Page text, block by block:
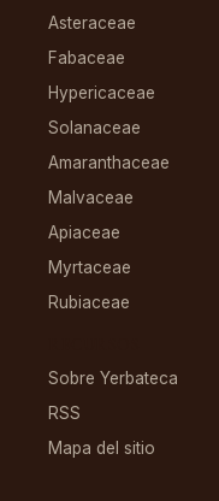
Asteraceae
Fabaceae
Hypericaceae
Solanaceae
Amaranthaceae
Malvaceae
Apiaceae
Myrtaceae
Rubiaceae
Sobre Yerbateca
RSS
Mapa del sitio